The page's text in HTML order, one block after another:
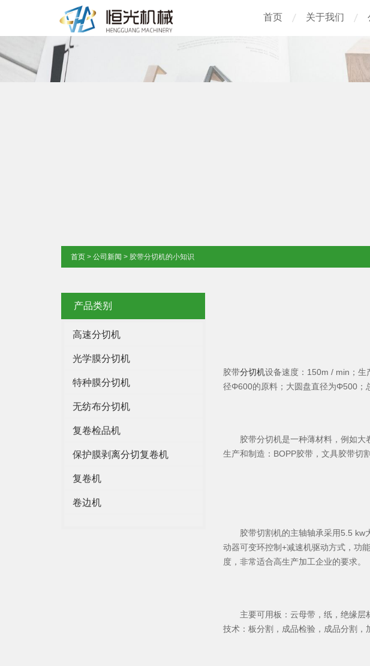
首页 关于我们
首页 > 公司新闻 > 胶带分切机的小知识
产品类别
高速分切机
光学膜分切机
特种膜分切机
无纺布分切机
复卷检品机
保护膜剥离分切复卷机
复卷机
卷边机
胶带分切机设备速度：150m / min；生
径Φ600的原料；大圆盘直径为Φ500；
胶带分切机是一种薄材料，例如大
生产和制造：BOPP胶带，文具胶带切割
胶带切割机的主轴轴承采用5.5 kw大
动器可变环控制+减速机驱动方式，功
度，非常适合高生产加工企业的要求。
主要可用板：云母带，纸，绝缘层材
技术：板分割，成品检验，成品分割，